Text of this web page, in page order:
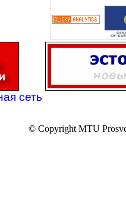
сеть
© Copyright MTU